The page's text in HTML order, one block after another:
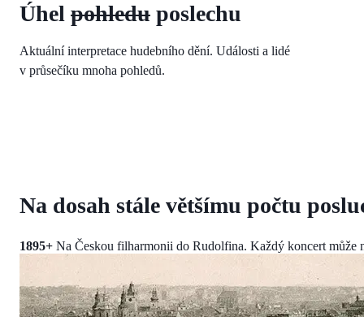
Úhel pohledu poslechu
Aktuální interpretace hudebního dění. Události a lidé
v průsečíku mnoha pohledů.
Na dosah stále většímu počtu
1895+ Na Českou filharmonii do Rudolfina. Každý koncert může